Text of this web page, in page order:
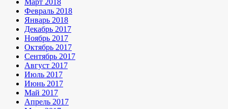
Февраль 2018
Январь 2018
Декабрь 2017
Ноябрь 2017
Октябрь 2017
Сентябрь 2017
Август 2017
Июль 2017
Июнь 2017
Май 2017
Апрель 2017